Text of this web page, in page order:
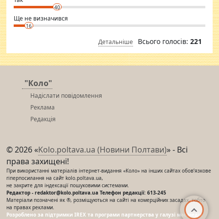
40
Ще не визначився
16
Детальніше Всього голосів: 221
"Коло"
Надіслати повідомлення
Реклама
Редакція
© 2026 «Kolo.poltava.ua (Новини Полтави)» - Всі
права захищені!
При використанні матеріалів інтернет-видання «Коло» на інших сайтах обов’язкове
гіперпосилання на сайт kolo.poltava.ua,
не закрите для індексації пошуковими системами.
Редактор - redaktor@kolo.poltava.ua Телефон редакції: 613-245
Матеріали позначені як ®, розміщуються на сайті на комерційних засадах, тобто
на правах реклами.
Розроблено за підтримки IREX та програми партнерства у галузі мас-медіа